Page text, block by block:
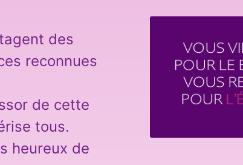
des
reconnues
de cette
tous.
heureux de